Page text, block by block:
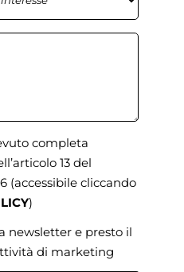
completa
13 del
(accessibile cliccando
)
newsletter e presto il
di marketing